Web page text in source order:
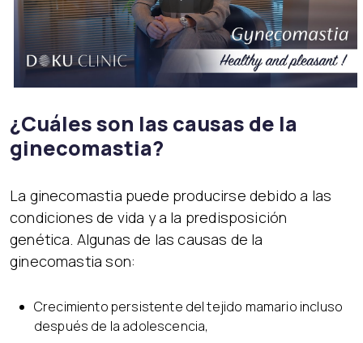
¿Cuáles son las causas de la
ginecomastia?
La ginecomastia puede producirse debido a las
condiciones de vida y a la predisposición
genética. Algunas de las causas de la
ginecomastia son:
Crecimiento persistente del tejido mamario incluso
después de la adolescencia,